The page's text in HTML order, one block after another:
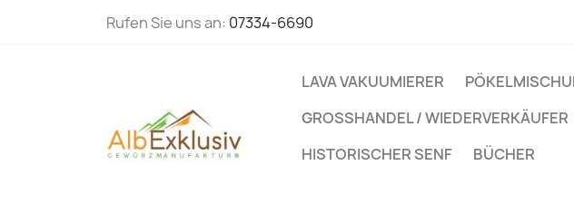
Rufen Sie uns an: 07334-6690
LAVA VAKUUMIERER
GROSSHANDEL / WIEDERVERKÄUFER
HISTORISCHER SENF
BÜCHER